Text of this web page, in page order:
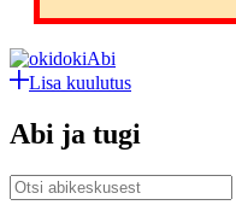
Abi
Lisa kuulutus
Abi ja tugi